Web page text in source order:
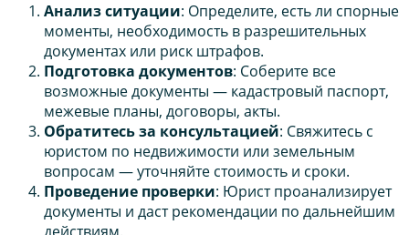
Анализ ситуации: Определите, есть ли спорные
моменты, необходимость в разрешительных
документах или риск штрафов.
Подготовка документов: Соберите все
возможные документы — кадастровый паспорт,
межевые планы, договоры, акты.
Обратитесь за консультацией: Свяжитесь с
юристом по недвижимости или земельным
вопросам — уточняйте стоимость и сроки.
Проведение проверки: Юрист проанализирует
документы и даст рекомендации по дальнейшим